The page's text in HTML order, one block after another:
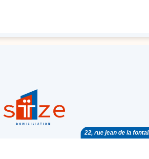
22, rue jean de la